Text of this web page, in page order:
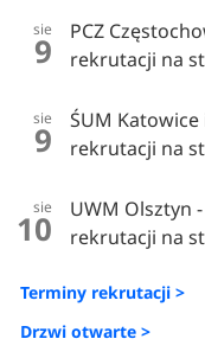
sie
9
PCZ
rekrutacji na
sie
9
ŚUM
rekrutacji na
sie
10
UWM Olsztyn
rekrutacji na
Terminy rekrutacji >
Drzwi otwarte >